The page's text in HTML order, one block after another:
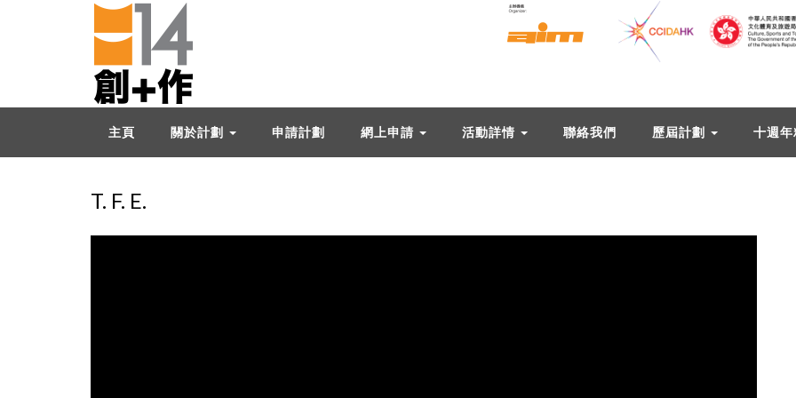
主頁 關於計劃 申請計劃 網上申請 活動詳情 聯絡我們 歷屆計劃 十週
T. F. E.